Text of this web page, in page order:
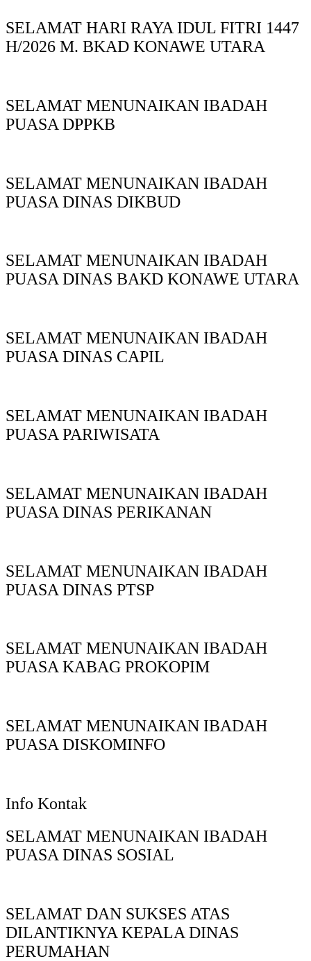
SELAMAT HARI RAYA IDUL FITRI 1447
H/2026 M. BKAD KONAWE UTARA
SELAMAT MENUNAIKAN IBADAH
PUASA DPPKB
SELAMAT MENUNAIKAN IBADAH
PUASA DINAS DIKBUD
SELAMAT MENUNAIKAN IBADAH
PUASA DINAS BAKD KONAWE UTARA
SELAMAT MENUNAIKAN IBADAH
PUASA DINAS CAPIL
SELAMAT MENUNAIKAN IBADAH
PUASA PARIWISATA
SELAMAT MENUNAIKAN IBADAH
PUASA DINAS PERIKANAN
SELAMAT MENUNAIKAN IBADAH
PUASA DINAS PTSP
SELAMAT MENUNAIKAN IBADAH
PUASA KABAG PROKOPIM
SELAMAT MENUNAIKAN IBADAH
PUASA DISKOMINFO
Info Kontak
SELAMAT MENUNAIKAN IBADAH
PUASA DINAS SOSIAL
SELAMAT DAN SUKSES ATAS
DILANTIKNYA KEPALA DINAS
PERUMAHAN